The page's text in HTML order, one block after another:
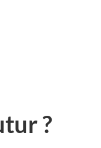
?